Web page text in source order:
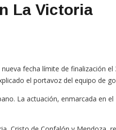
La Victoria
fecha límite de finalización el
el portavoz del equipo de
La actuación, enmarcada en el